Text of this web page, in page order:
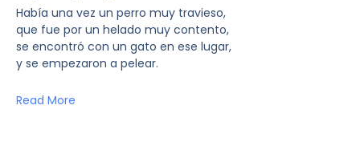
Había una vez un perro muy travieso,
que fue por un helado muy contento,
se encontró con un gato en ese lugar,
y se empezaron a pelear.
Read More